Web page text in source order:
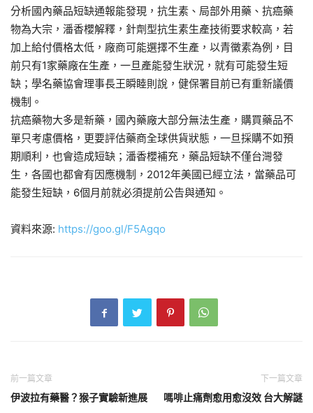
分析國內藥品短缺通報能發現，抗生素、局部外用藥、抗癌藥
物為大宗，潘香櫻解釋，針劑型抗生素生產技術要求較高，若
加上給付價格太低，廠商可能選擇不生產，以青黴素為例，目
前只有1家藥廠在生產，一旦產能發生狀況，就有可能發生短
缺；學名藥協會理事長王瞬睦則說，健保署目前已有重新議價
機制。
抗癌藥物大多是新藥，國內藥廠大部分無法生產，購買藥品不
單只考慮價格，更要評估藥商全球供貨狀態，一旦採購不如預
期順利，也會造成短缺；潘香櫻補充，藥品短缺不僅台灣發
生，各國也都會有因應機制，2012年美國已經立法，當藥品可
能發生短缺，6個月前就必須提前公告與通知。
資料來源: https://goo.gl/F5Agqo
前一篇文章
伊波拉有藥醫？猴子實驗新進展
下一篇文章
嗎啡止痛劑愈用愈沒效 台大解謎